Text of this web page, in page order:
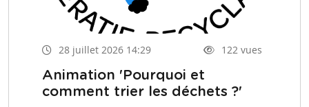
28 juillet 2026 14:29 122 vues
Animation 'Pourquoi et
comment trier les déchets ?'